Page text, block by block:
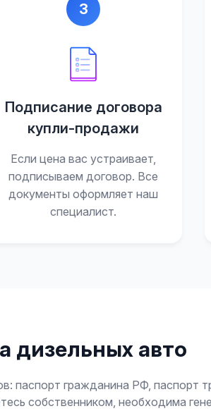
3
Подписание договора
купли-продажи
Если цена вас устраивает,
подписываем договор. Все
документы оформляет наш
специалист.
дизельных авто
паспорт гражданина РФ, паспорт
собственником, необходима